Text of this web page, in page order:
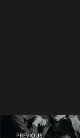
PREVIOUS